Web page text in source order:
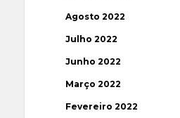
Agosto 2022
Julho 2022
Junho 2022
Março 2022
Fevereiro 2022